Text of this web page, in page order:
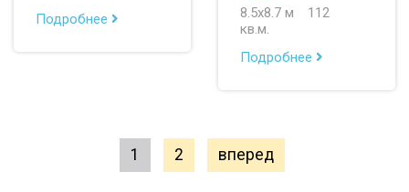
Подробнее
8.5х8.7 м
112
кв.м.
Подробнее
1 2 вперед